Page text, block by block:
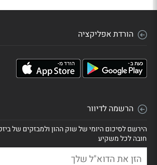
הורדת אפליקציה
הרשמה לדיוור
הירשם לסיכום היומי של שוק ההון ולמבזקים של
חובה לכל משקיע